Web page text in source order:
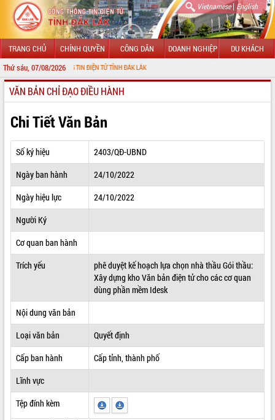
Vietnamese| English
TRANG CHỦ CHÍNH QUYỀN CÔNG DÂN DOANH NGHIỆP DU KHÁCH
Thứ sáu, 07/08/2026
CỔNG THÔNG TIN ĐIỆN TỬ TỈNH ĐẮK LẮK
GIỚI THIỆU
LÃNH ĐẠO UBND TỈNH
TIN TỨC SỰ KIỆN
SỞ, BAN, NGÀNH
THÔNG TIN CHỈ ĐẠO ĐIỀU HÀNH
HỆ THỐNG VĂN BẢN
VĂN BẢN HĐND TỈNH
QUY HOẠCH - KẾ HOẠCH
VĂN BẢN CHỈ ĐẠO ĐIỀU HÀNH
Chi Tiết Văn Bản
Số ký hiệu
2403/QĐ-UBND
Ngày ban hành
24/10/2022
Ngày hiệu lực
24/10/2022
Người Ký
Cơ quan ban hành
Trích yếu
phê duyệt kế hoạch lựa chọn nhà thầu Gói thầu:
Xây dựng kho Văn bản điện tử cho các cơ quan
dùng phần mềm Idesk
Nội dung văn bản
Loại văn bản
Quyết định
Cấp ban hành
Cấp tỉnh, thành phố
Lĩnh vực
Tệp đính kèm